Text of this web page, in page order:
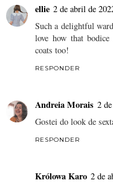
ellie 2 de abril de
Such a delightful
love how that
coats too!
RESPONDER
Andreia Morais 2
Gostei do look de
RESPONDER
Królowa Karo 2 de